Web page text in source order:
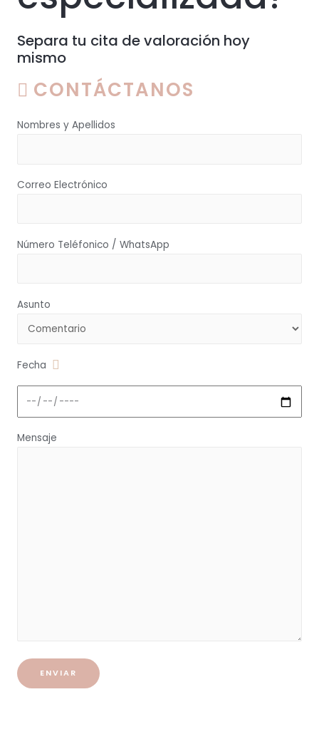
Separa tu cita de valoración hoy
mismo
CONTÁCTANOS
Nombres y Apellidos
Correo Electrónico
Número Teléfonico / WhatsApp
Asunto
Fecha
Mensaje